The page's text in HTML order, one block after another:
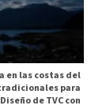
en las costas del
para
de TVC con